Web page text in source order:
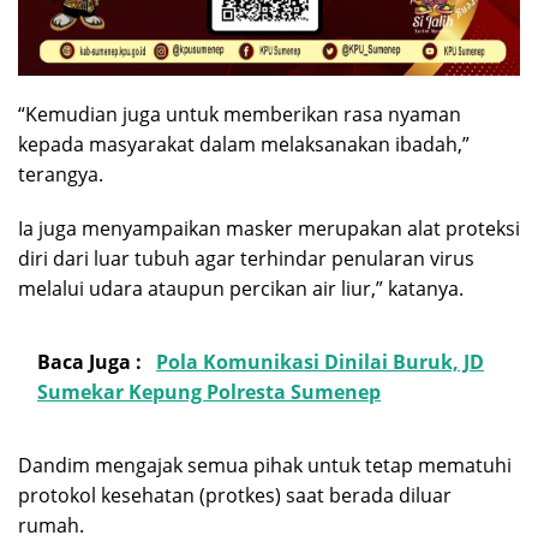
“Kemudian juga untuk memberikan rasa nyaman
kepada masyarakat dalam melaksanakan ibadah,”
terangya.
Ia juga menyampaikan masker merupakan alat proteksi
diri dari luar tubuh agar terhindar penularan virus
melalui udara ataupun percikan air liur,” katanya.
Baca Juga :
Pola Komunikasi Dinilai Buruk, JD
Sumekar Kepung Polresta Sumenep
Dandim mengajak semua pihak untuk tetap mematuhi
protokol kesehatan (protkes) saat berada diluar
rumah.